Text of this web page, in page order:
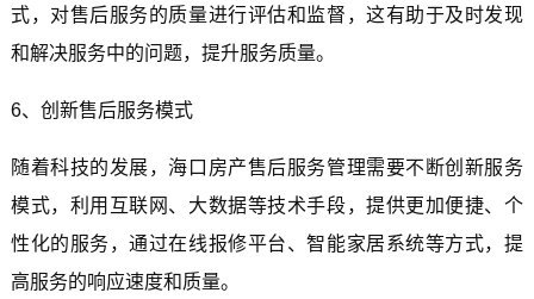
式，对售后服务的质量进行评估和监督，这有助于及时发现
和解决服务中的问题，提升服务质量。
6、创新售后服务模式
随着科技的发展，海口房产售后服务管理需要不断创新服务
模式，利用互联网、大数据等技术手段，提供更加便捷、个
性化的服务，通过在线报修平台、智能家居系统等方式，提
高服务的响应速度和质量。